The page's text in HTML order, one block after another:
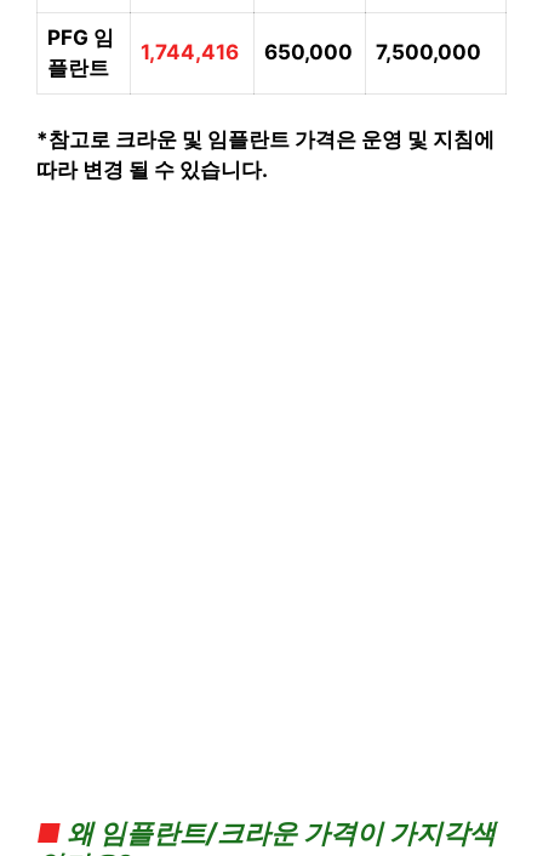
PFG 임
플란트
1,744,416 650,000 7,500,000
*참고로 크라운 및 임플란트 가격은 운영 및 지침에
따라 변경 될 수 있습니다.
■ 왜 임플란트/크라운 가격이 가지각색